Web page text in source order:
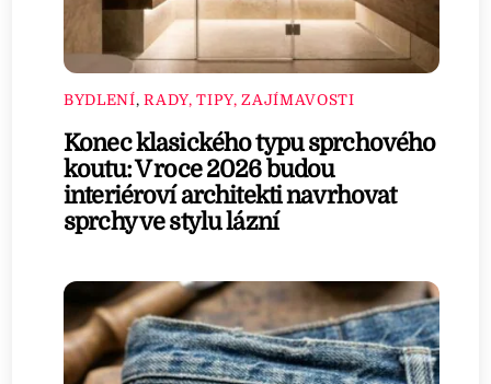
BYDLENÍ,RADY, TIPY, ZAJÍMAVOSTI
Konec klasického typu sprchového
koutu: V roce 2026 budou
interiéroví architekti navrhovat
sprchy ve stylu lázní